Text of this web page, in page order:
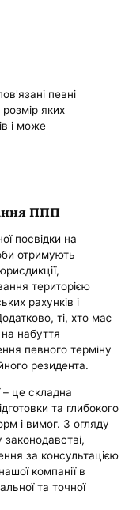
певні
яких
і може
ППП
посвідки на
отримують
територією
рахунків і
ті, хто має
набуття
певного терміну
резидента.
це складна
та глибокого
і вимог. З огляду
законодавстві,
за консультацією
компанії в
та точної